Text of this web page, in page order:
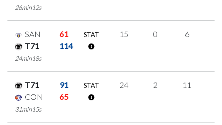
26min12s
SAN
61
T71
114
24min18s
STAT 15 0 6
T71
91
CON
65
31min15s
STAT 24 2 11